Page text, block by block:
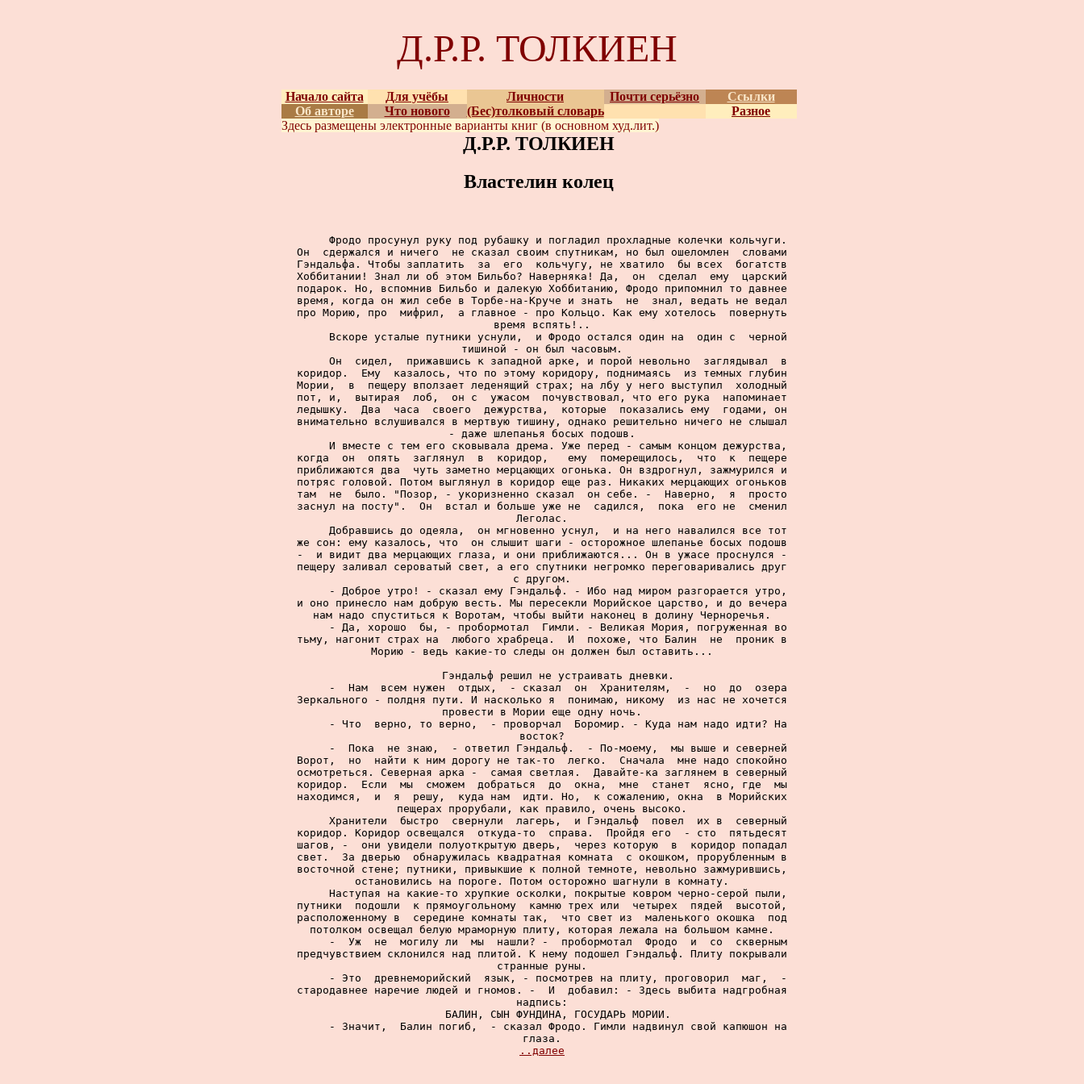
Д.Р.Р. ТОЛКИЕН
Начало сайта Для учёбы Личности Почти серьёзно
Ссылки
Об авторе
Что нового (Бес)толковый словарь
Разное
Здесь размещены электронные варианты книг (в основном худ.лит.)
Д.Р.Р. ТОЛКИЕН
Властелин колец
     Фродо просунул руку под рубашку и погладил прохладные колечки кольчуги.
Он  сдержался и ничего  не сказал своим спутникам, но был ошеломлен  словами
Гэндальфа. Чтобы заплатить  за  его  кольчугу, не хватило  бы всех  богатств
Хоббитании! Знал ли об этом Бильбо? Наверняка! Да,  он  сделал  ему  царский
подарок. Но, вспомнив Бильбо и далекую Хоббитанию, Фродо припомнил то давнее
время, когда он жил себе в Торбе-на-Круче и знать  не  знал, ведать не ведал
про Морию, про  мифрил,  а главное - про Кольцо. Как ему хотелось  повернуть
время вспять!..
     Вскоре усталые путники уснули,  и Фродо остался один на  один с  черной
тишиной - он был часовым.
     Он  сидел,  прижавшись к западной арке, и порой невольно  заглядывал  в
коридор.  Ему  казалось, что по этому коридору, поднимаясь  из темных глубин
Мории,  в  пещеру вползает леденящий страх; на лбу у него выступил  холодный
пот, и,  вытирая  лоб,  он с  ужасом  почувствовал, что его рука  напоминает
ледышку.  Два  часа  своего  дежурства,  которые  показались ему  годами, он
внимательно вслушивался в мертвую тишину, однако решительно ничего не слышал
- даже шлепанья босых подошв.
     И вместе с тем его сковывала дрема. Уже перед - самым концом дежурства,
когда  он  опять  заглянул  в  коридор,   ему  померещилось,  что  к  пещере
приближаются два  чуть заметно мерцающих огонька. Он вздрогнул, зажмурился и
потряс головой. Потом выглянул в коридор еще раз. Никаких мерцающих огоньков
там  не  было. "Позор, - укоризненно сказал  он себе. -  Наверно,  я  просто
заснул на посту".  Он  встал и больше уже не  садился,  пока  его не  сменил
Леголас.
     Добравшись до одеяла,  он мгновенно уснул,  и на него навалился все тот
же сон: ему казалось, что  он слышит шаги - осторожное шлепанье босых подошв
-  и видит два мерцающих глаза, и они приближаются... Он в ужасе проснулся -
пещеру заливал сероватый свет, а его спутники негромко переговаривались друг
с другом.
     - Доброе утро! - сказал ему Гэндальф. - Ибо над миром разгорается утро,
и оно принесло нам добрую весть. Мы пересекли Морийское царство, и до вечера
нам надо спуститься к Воротам, чтобы выйти наконец в долину Черноречья.
     - Да, хорошо  бы, - пробормотал  Гимли. - Великая Мория, погруженная во
тьму, нагонит страх на  любого храбреца.  И  похоже, что Балин  не  проник в
Морию - ведь какие-то следы он должен был оставить...
     Гэндальф решил не устраивать дневки.
     -  Нам  всем нужен  отдых,  - сказал  он  Хранителям,  -  но  до  озера
Зеркального - полдня пути. И насколько я  понимаю, никому  из нас не хочется
провести в Мории еще одну ночь.
     - Что  верно, то верно,  - проворчал  Боромир. - Куда нам надо идти? На
восток?
     -  Пока  не знаю,  - ответил Гэндальф.  - По-моему,  мы выше и северней
Ворот,  но  найти к ним дорогу не так-то  легко.  Сначала  мне надо спокойно
осмотреться. Северная арка -  самая светлая.  Давайте-ка заглянем в северный
коридор.  Если  мы  сможем  добраться  до  окна,  мне  станет  ясно, где  мы
находимся,  и  я  решу,  куда нам  идти. Но,  к сожалению, окна  в Морийских
пещерах прорубали, как правило, очень высоко.
     Хранители  быстро  свернули  лагерь,  и Гэндальф  повел  их в  северный
коридор. Коридор освещался  откуда-то  справа.  Пройдя его  - сто  пятьдесят
шагов, -  они увидели полуоткрытую дверь,  через которую  в  коридор попадал
свет.  За дверью  обнаружилась квадратная комната  с окошком, прорубленным в
восточной стене; путники, привыкшие к полной темноте, невольно зажмурившись,
остановились на пороге. Потом осторожно шагнули в комнату.
     Наступая на какие-то хрупкие осколки, покрытые ковром черно-серой пыли,
путники  подошли  к прямоугольному  камню трех или  четырех  пядей  высотой,
расположенному в  середине комнаты так,  что свет из  маленького окошка  под
потолком освещал белую мраморную плиту, которая лежала на большом камне.
     -  Уж  не  могилу ли  мы  нашли? -  пробормотал  Фродо  и  со  скверным
предчувствием склонился над плитой. К нему подошел Гэндальф. Плиту покрывали
странные руны.
     - Это  древнеморийский  язык, - посмотрев на плиту, проговорил  маг,  -
стародавнее наречие людей и гномов. -  И  добавил: - Здесь выбита надгробная
надпись:
     БАЛИН, СЫН ФУНДИНА, ГОСУДАРЬ МОРИИ.
     - Значит,  Балин погиб,  - сказал Фродо. Гимли надвинул свой капюшон на
глаза.
..далее